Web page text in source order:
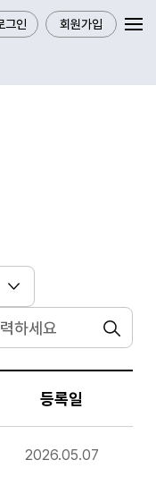
그인 회원가입
검색
등록일
2026.05.07